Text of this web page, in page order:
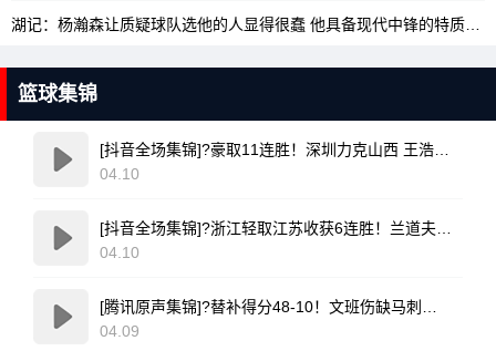
篮球集锦
04.10
04.10
04.09